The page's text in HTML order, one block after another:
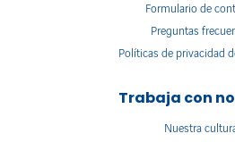
Formulario de
Preguntas
Políticas de privacidad
Trabaja con
Nuestra